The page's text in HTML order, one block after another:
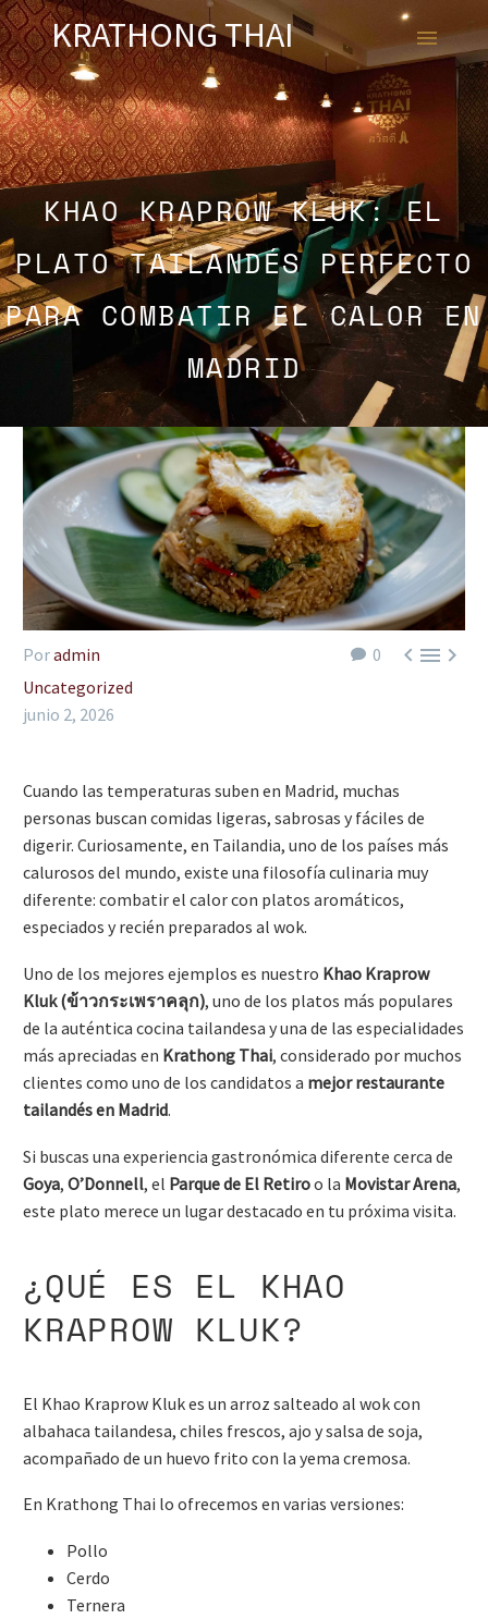
KRATHONG THAI
KHAO KRAPROW KLUK: EL
PLATO TAILANDÉS PERFECTO
PARA COMBATIR EL CALOR EN
MADRID
0 
Poradmin
Uncategorized
junio 2, 2026
Cuando las temperaturas suben en Madrid, muchas
personas buscan comidas ligeras, sabrosas y fáciles de
digerir. Curiosamente, en Tailandia, uno de los países más
calurosos del mundo, existe una filosofía culinaria muy
diferente: combatir el calor con platos aromáticos,
especiados y recién preparados al wok.
Uno de los mejores ejemplos es nuestro Khao Kraprow
Kluk (ข้าวกระเพราคลุก), uno de los platos más populares
de la auténtica cocina tailandesa y una de las especialidades
más apreciadas en Krathong Thai, considerado por muchos
clientes como uno de los candidatos a mejor restaurante
tailandés en Madrid.
Si buscas una experiencia gastronómica diferente cerca de
Goya, O’Donnell, el Parque de El Retiroo la Movistar Arena,
este plato merece un lugar destacado en tu próxima visita.
¿QUÉ ES EL KHAO
KRAPROW KLUK?
El Khao Kraprow Kluk es un arroz salteado al wok con
albahaca tailandesa, chiles frescos, ajo y salsa de soja,
acompañado de un huevo frito con la yema cremosa.
En Krathong Thai lo ofrecemos en varias versiones:
Pollo
Cerdo
Ternera